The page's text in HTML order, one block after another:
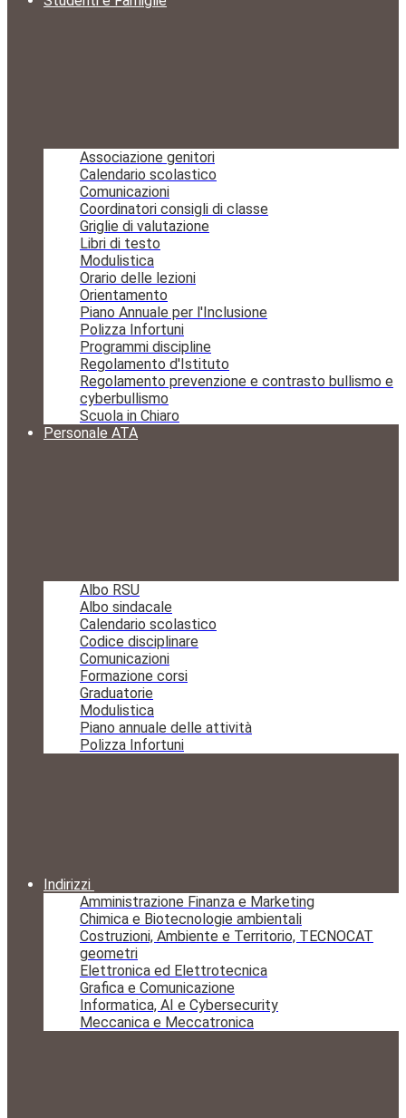
Associazione genitori
Calendario scolastico
Comunicazioni
Coordinatori consigli di classe
Griglie di valutazione
Libri di testo
Modulistica
Orario delle lezioni
Orientamento
Piano Annuale per l'Inclusione
Polizza Infortuni
Programmi discipline
Regolamento d'Istituto
Regolamento prevenzione e contrasto bullismo e
cyberbullismo
Scuola in Chiaro
Personale ATA
Albo RSU
Albo sindacale
Calendario scolastico
Codice disciplinare
Comunicazioni
Formazione corsi
Graduatorie
Modulistica
Piano annuale delle attività
Polizza Infortuni
Indirizzi
Amministrazione Finanza e Marketing
Chimica e Biotecnologie ambientali
Costruzioni, Ambiente e Territorio, TECNOCAT
geometri
Elettronica ed Elettrotecnica
Grafica e Comunicazione
Informatica, AI e Cybersecurity
Meccanica e Meccatronica